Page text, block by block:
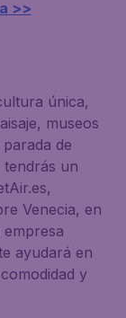
>>
única,
museos
de
un
Venecia, en
empresa
ayudará en
y